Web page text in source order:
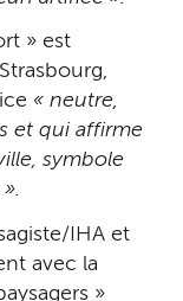
» est
« neutre,
et qui affirme
symbole
IHA et
avec la
»